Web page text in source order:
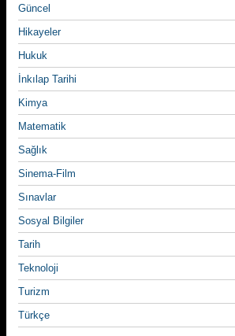
Güncel
Hikayeler
Hukuk
İnkılap Tarihi
Kimya
Matematik
Sağlık
Sinema-Film
Sınavlar
Sosyal Bilgiler
Tarih
Teknoloji
Turizm
Türkçe